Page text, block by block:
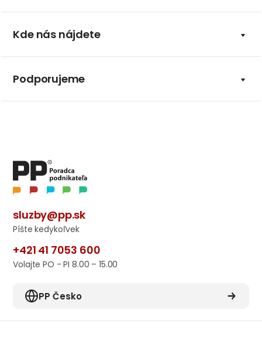
Kde nás nájdete
Podporujeme
sluzby@pp.sk
Píšte kedykoľvek
+421 41 7053 600
Volajte PO - PI 8.00 – 15.00
PP Česko